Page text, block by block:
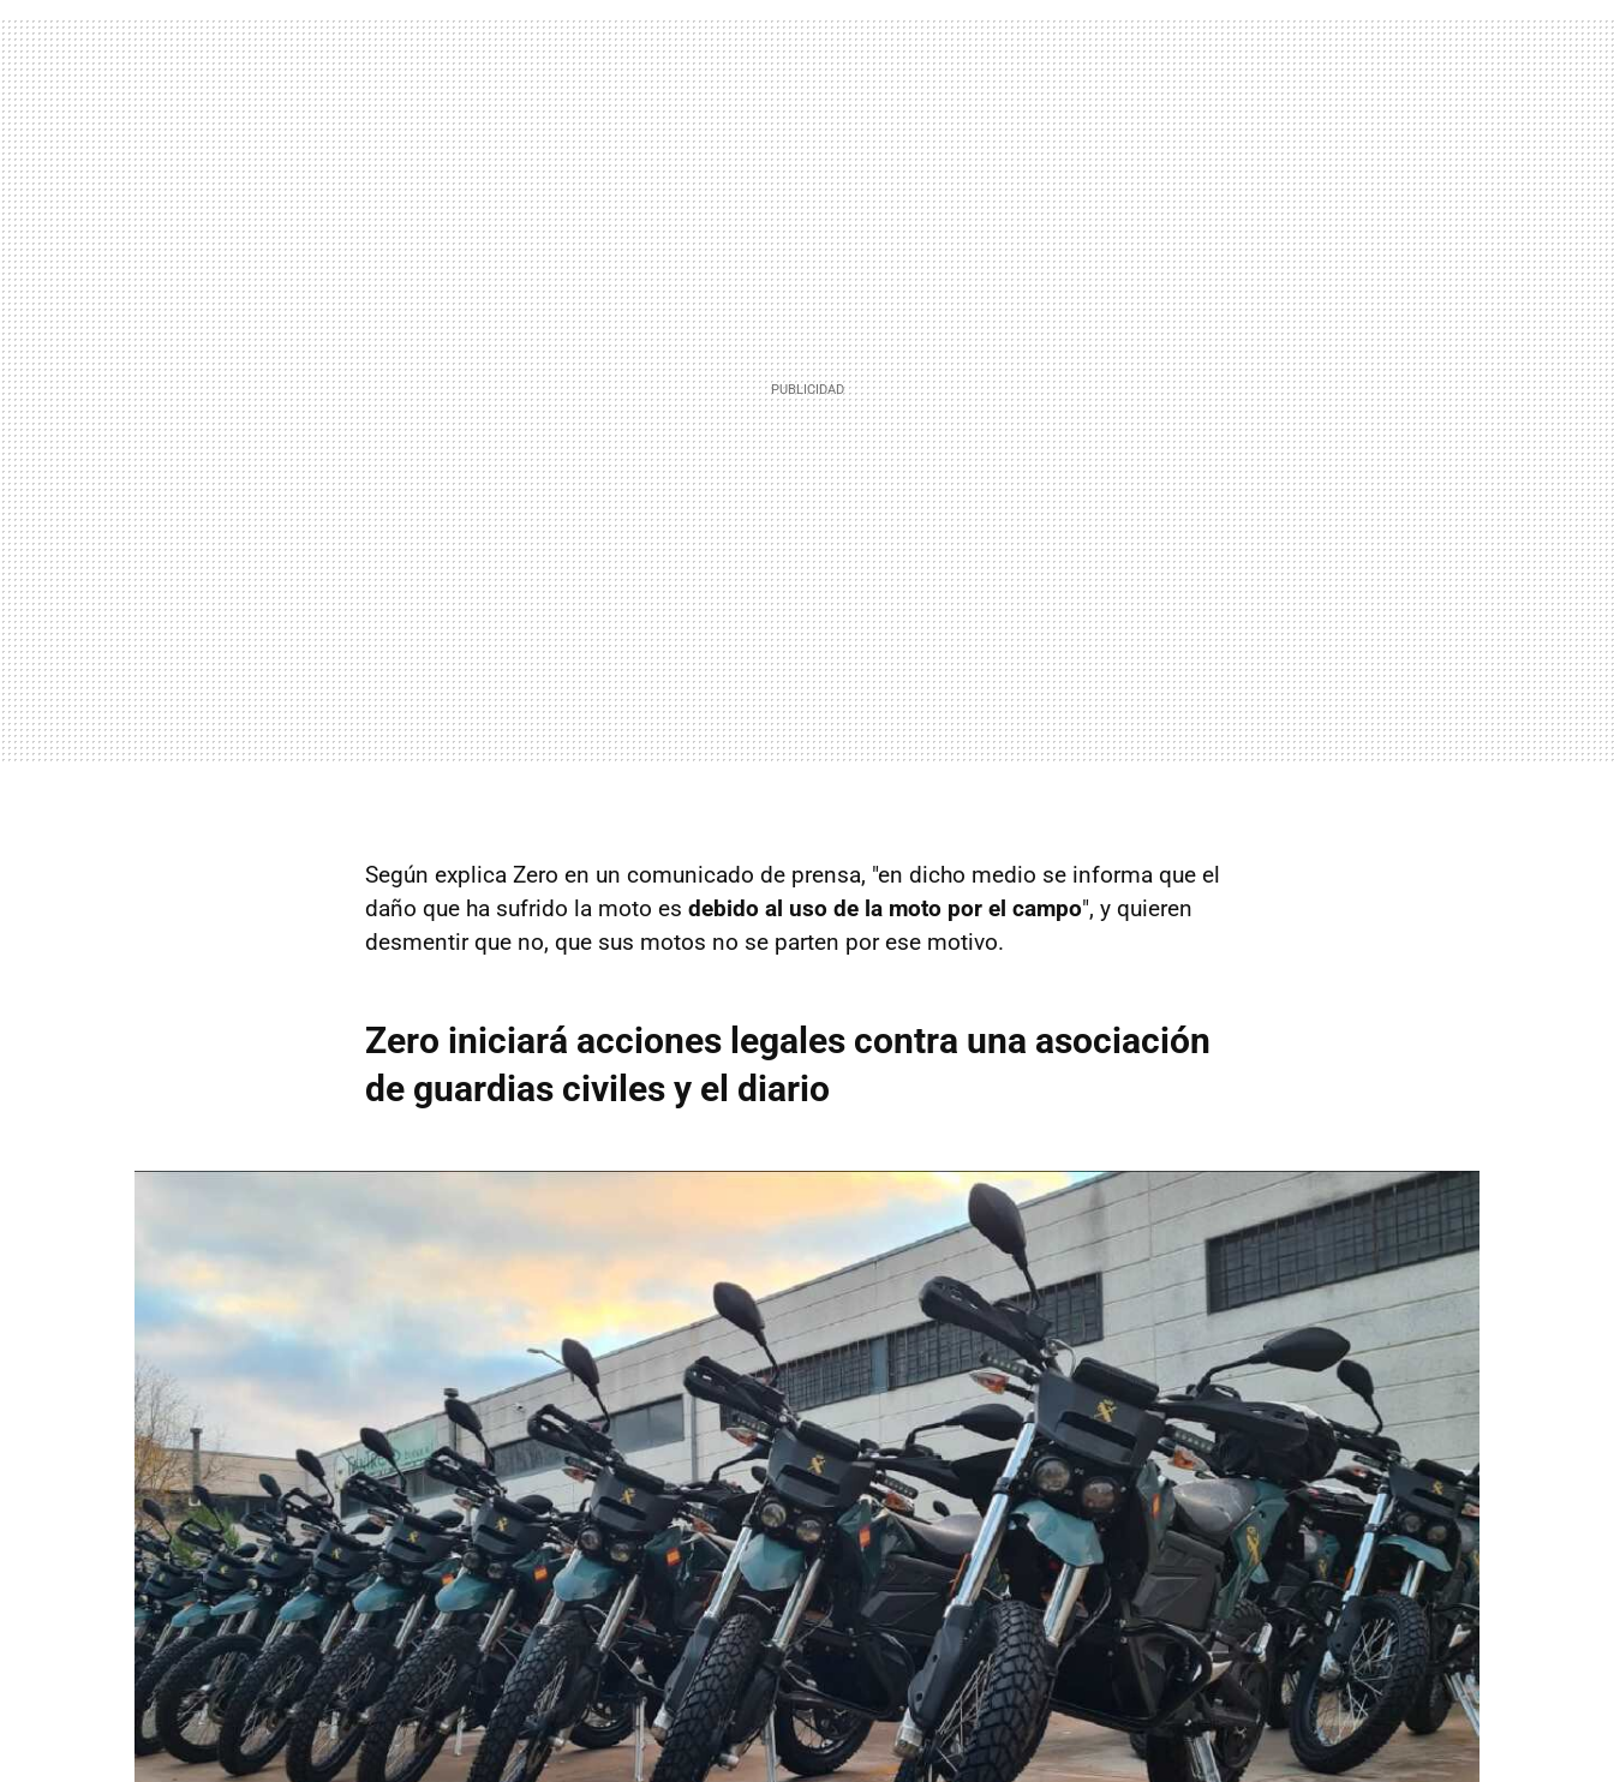
Según explica Zero en un comunicado de prensa, "en dicho medio se informa que el
daño que ha sufrido la moto es debido al uso de la moto por el campo", y quieren
desmentir que no, que sus motos no se parten por ese motivo.
Zero iniciará acciones legales contra una asociación
de guardias civiles y el diario